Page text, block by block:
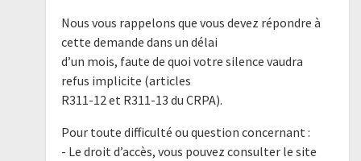
Nous vous rappelons que vous devez répondre à
cette demande dans un délai
d’un mois, faute de quoi votre silence vaudra
refus implicite (articles
R311-12 et R311-13 du CRPA).
Pour toute difficulté ou question concernant :
- Le droit d’accès, vous pouvez consulter le site